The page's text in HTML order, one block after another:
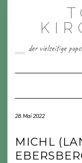
der vielseitige
28. Mai 2022
MICHL